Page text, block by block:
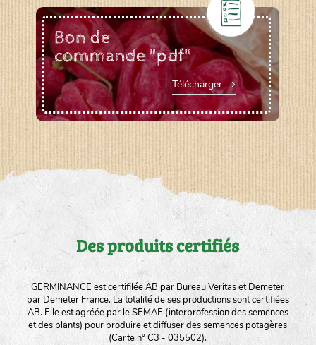
Bon de
commande "pdf"
Télécharger
Des produits certifiés
GERMINANCE est certifilée AB par Bureau Veritas et Demeter
par Demeter France. La totalité de ses productions sont certifiées
AB. Elle est agréée par le SEMAE (interprofession des semences
et des plants) pour produire et diffuser des semences potagères
(Carte n° C3 - 035502).